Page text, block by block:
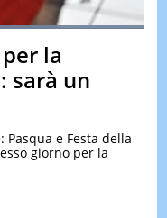
TEST
100.00%
la
sarà un
Pasqua e Festa della
giorno per la